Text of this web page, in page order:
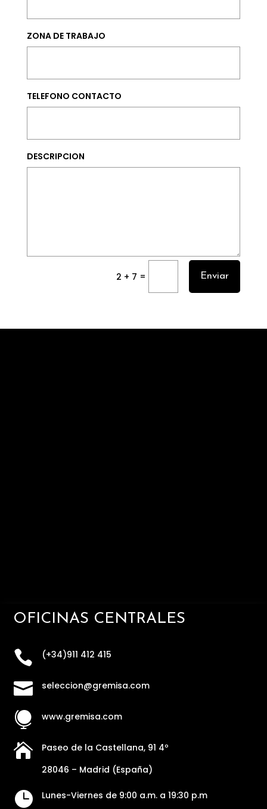
ZONA DE TRABAJO
TELEFONO CONTACTO
DESCRIPCION
2 + 7 = Enviar
OFICINAS CENTRALES
 (+34)911 412 415
 seleccion@gremisa.com
 www.gremisa.com

Paseo de la Castellana, 91 4º
28046 – Madrid (España)
 Lunes-Viernes de 9:00 a.m. a 19:30 p.m